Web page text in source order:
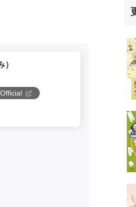
Official